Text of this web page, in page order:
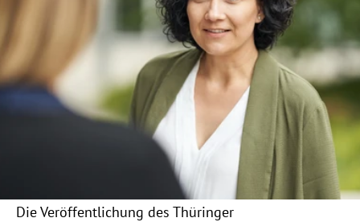
KONTAKT
Careers
Die Veröffentlichung des Thüringer